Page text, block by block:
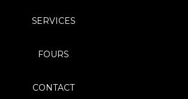
SERVICES
FOURS
CONTACT